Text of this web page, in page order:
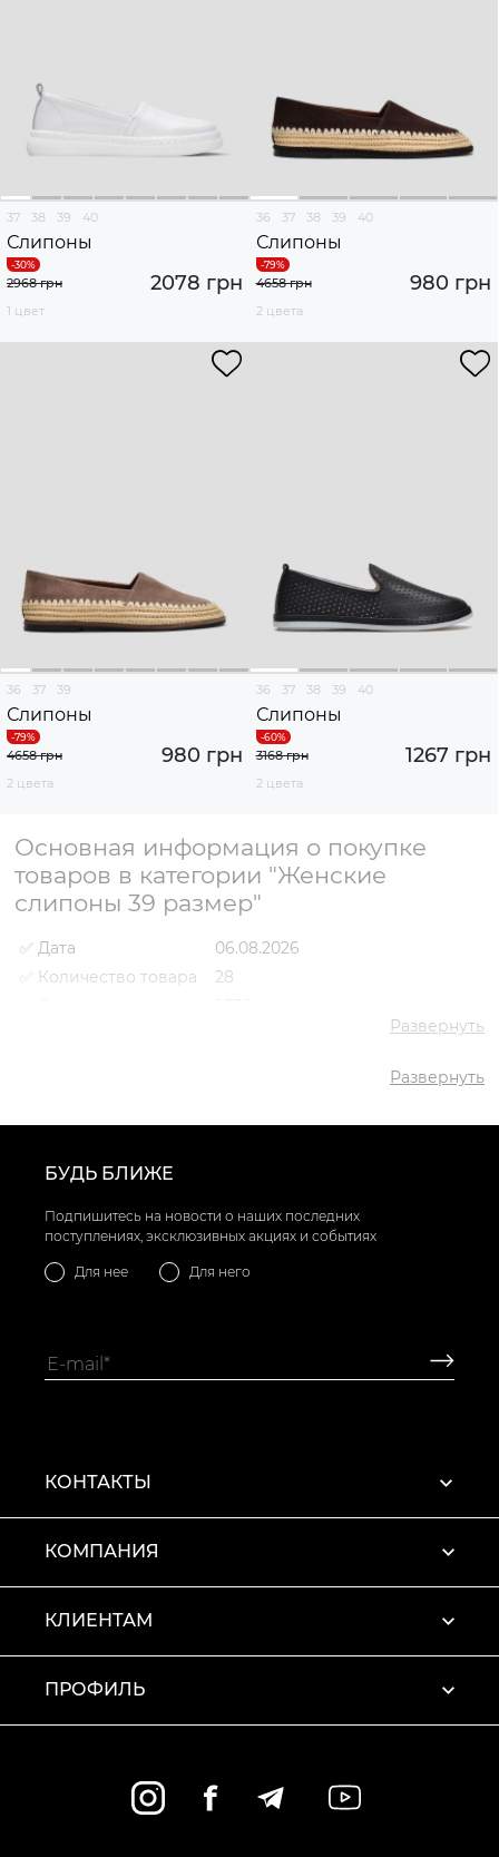
37 38 39 40
Слипоны
2078 грн
2968 грн
1 цвет
36 37 38 39 40
Слипоны
980 грн
4658 грн
2 цвета
36 37 39
Слипоны
980 грн
4658 грн
2 цвета
36 37 38 39 40
Слипоны
1267 грн
3168 грн
2 цвета
Основная информация о покупке
товаров в категории "Женские
слипоны 39 размер"
✅ Дата
06.08.2026
✅ Количество товара
28
✅ Самый популярный
Слипоны VS000069476 Белый
Развернуть
Развернуть
БУДЬ БЛИЖЕ
Подпишитесь на новости о наших последних
поступлениях, эксклюзивных акциях и событиях
Для нее Для него
КОНТАКТЫ
КОМПАНИЯ
КЛИЕНТАМ
ПРОФИЛЬ